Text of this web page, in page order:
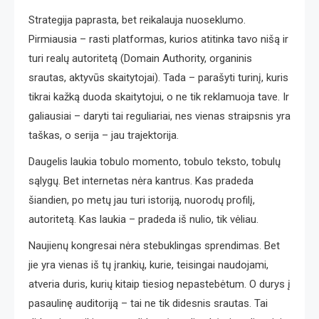
Strategija paprasta, bet reikalauja nuoseklumo.
Pirmiausia – rasti platformas, kurios atitinka tavo nišą ir
turi realų autoritetą (Domain Authority, organinis
srautas, aktyvūs skaitytojai). Tada – parašyti turinį, kuris
tikrai kažką duoda skaitytojui, o ne tik reklamuoja tave. Ir
galiausiai – daryti tai reguliariai, nes vienas straipsnis yra
taškas, o serija – jau trajektorija.
Daugelis laukia tobulo momento, tobulo teksto, tobulų
sąlygų. Bet internetas nėra kantrus. Kas pradeda
šiandien, po metų jau turi istoriją, nuorodų profilį,
autoritetą. Kas laukia – pradeda iš nulio, tik vėliau.
Naujienų kongresai nėra stebuklingas sprendimas. Bet
jie yra vienas iš tų įrankių, kurie, teisingai naudojami,
atveria duris, kurių kitaip tiesiog nepastebėtum. O durys į
pasaulinę auditoriją – tai ne tik didesnis srautas. Tai